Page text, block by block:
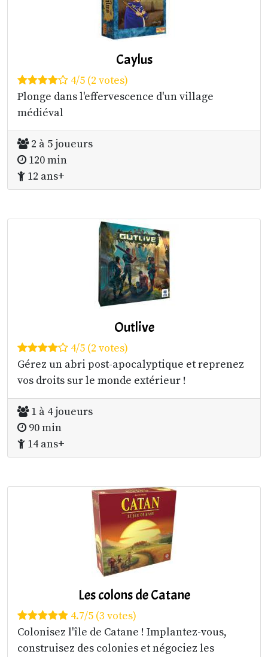
Caylus
4/5 (2 votes)
Plonge dans l'effervescence d'un village
médiéval
2 à 5 joueurs
120 min
12 ans+
Outlive
4/5 (2 votes)
Gérez un abri post-apocalyptique et reprenez
vos droits sur le monde extérieur !
1 à 4 joueurs
90 min
14 ans+
Les colons de Catane
4.7/5 (3 votes)
Colonisez l'île de Catane ! Implantez-vous,
construisez des colonies et négociez les